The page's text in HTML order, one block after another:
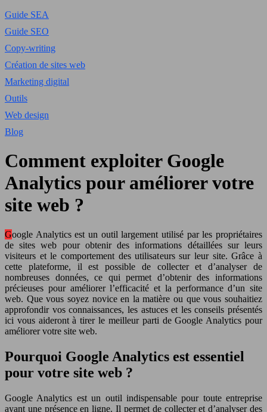
Guide SEA
Guide SEO
Copy-writing
Création de sites web
Marketing digital
Outils
Web design
Blog
Comment exploiter Google
Analytics pour améliorer votre
site web ?
Google Analytics est un outil largement utilisé par les propriétaires
de sites web pour obtenir des informations détaillées sur leurs
visiteurs et le comportement des utilisateurs sur leur site. Grâce à
cette plateforme, il est possible de collecter et d’analyser de
nombreuses données, ce qui permet d’obtenir des informations
précieuses pour améliorer l’efficacité et la performance d’un site
web. Que vous soyez novice en la matière ou que vous souhaitiez
approfondir vos connaissances, les astuces et les conseils présentés
ici vous aideront à tirer le meilleur parti de Google Analytics pour
améliorer votre site web.
Pourquoi Google Analytics est essentiel
pour votre site web ?
Google Analytics est un outil indispensable pour toute entreprise
ayant une présence en ligne. Il permet de collecter et d’analyser des